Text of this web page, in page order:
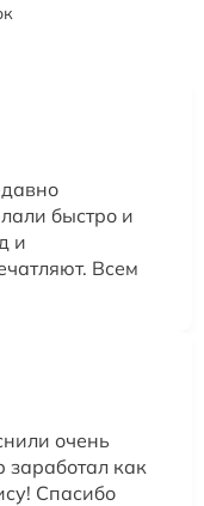
быстро и
и
Всем
очень
как
Спасибо